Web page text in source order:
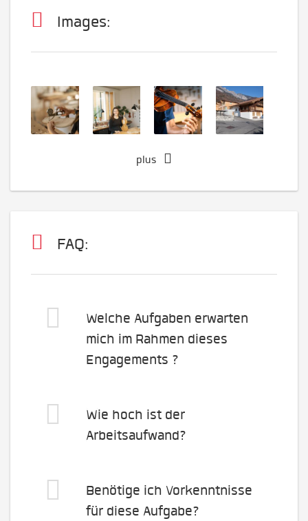
Images:
plus
FAQ:
Welche Aufgaben erwarten
mich im Rahmen dieses
Engagements ?
Wie hoch ist der
Arbeitsaufwand?
Benötige ich Vorkenntnisse
für diese Aufgabe?